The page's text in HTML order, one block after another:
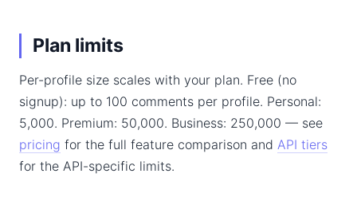
Plan limits
Per-profile size scales with your plan. Free (no
signup): up to 100 comments per profile. Personal:
5,000. Premium: 50,000. Business: 250,000 — see
pricing for the full feature comparison and API tiers
for the API-specific limits.